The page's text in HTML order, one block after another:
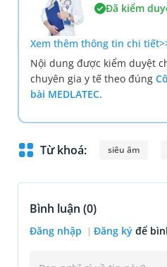
Đã kiểm
Xem thêm thông tin chi
Nội dung được kiểm duyệt
chuyên gia y tế theo đúng
bài MEDLATEC.
Từ khoá: siêu âm
Bình luận (0)
Đăng nhập Đăng ký để